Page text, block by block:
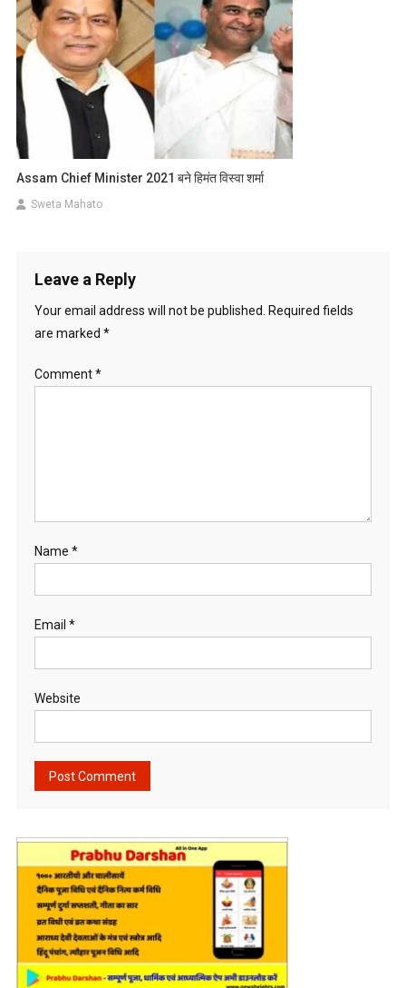
Assam Chief Minister 2021 बने हिमंत विस्वा शर्मा
Sweta Mahato
Leave a Reply
Your email address will not be published.
Required fields
are marked *
Comment*
Name *
Email *
Website